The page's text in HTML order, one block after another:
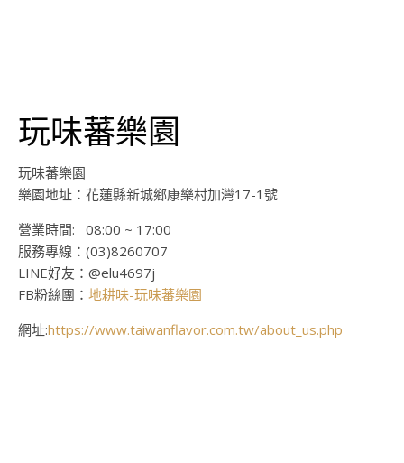
玩味蕃樂園
玩味蕃樂園
樂園地址：花蓮縣新城鄉康樂村加灣17-1號
營業時間: 08:00 ~ 17:00
服務專線：(03)8260707
LINE好友：@elu4697j
FB粉絲團： 地耕味-玩味蕃樂園
網址:https://www.taiwanflavor.com.tw/about_us.php